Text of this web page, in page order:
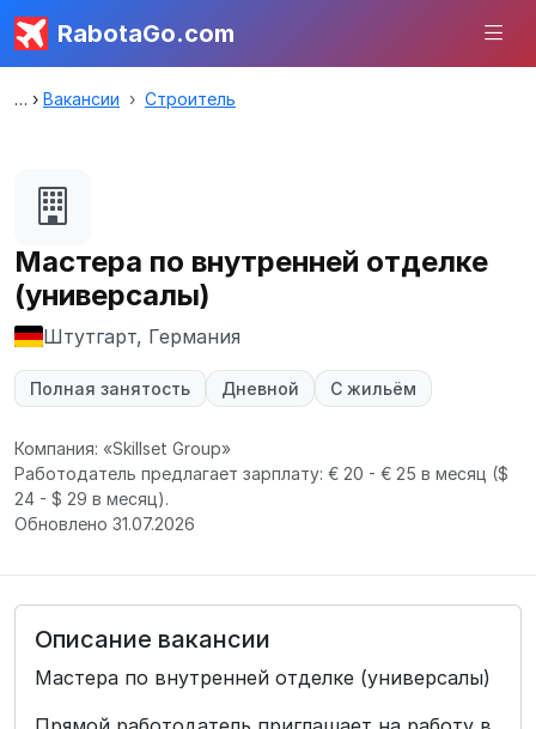
RabotaGo.com
Вакансии Строитель
Мастера по внутренней отделке
(универсалы)
Штутгарт, Германия
Полная занятость Дневной С жильём
Компания: «Skillset Group»
Работодатель предлагает зарплату: € 20 - € 25 в месяц ($
24 - $ 29 в месяц).
Обновлено 31.07.2026
Описание вакансии
Мастера по внутренней отделке (универсалы)